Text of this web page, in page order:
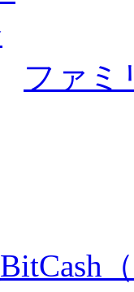
ファミ
BitCash